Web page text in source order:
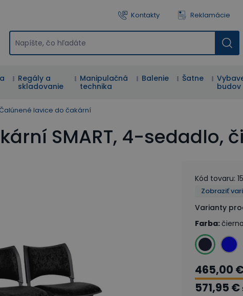
Kontakty Reklamácie
Regály a
skladovanie
Manipulačná
technika
Balenie Šatne
budov
lavice do čakární
SMART, 4-sedadlo,
Kód tovaru:
Zobraziť
Varianty
Farba:čierna
465,00
571,95 €